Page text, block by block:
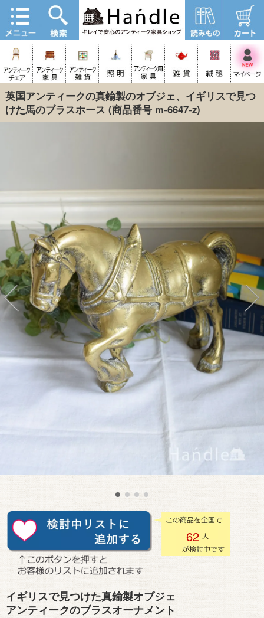
英国アンティークの真鍮製のオブジェ、イギリスで見つ
けた馬のブラスホース (商品番号 m-6647-z)
62
イギリスで見つけた真鍮製オブジェ
アンティークのブラスオーナメント